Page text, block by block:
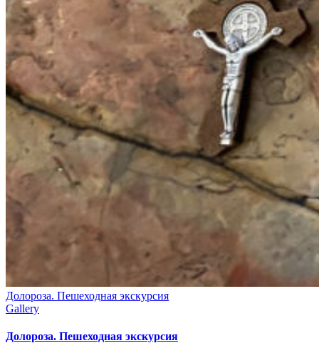
Долороза. Пешеходная экскурсия
Gallery
Долороза. Пешеходная экскурсия